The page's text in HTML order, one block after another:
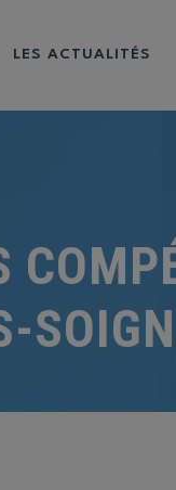
LES ACTUALITÉS